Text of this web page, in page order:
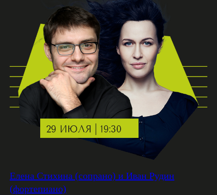
Елена Стихина (сопрано) и Иван Рудин
(фортепиано)